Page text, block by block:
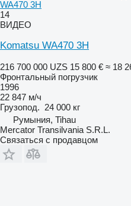
WA470 3H
14
ВИДЕО
Komatsu WA470 3H
216 700 000 UZS 15 800 € ≈ 18
Фронтальный погрузчик
1996
22 847 м/ч
Грузопод. 24 000 кг
Румыния, Tihau
Mercator Transilvania S.R.L.
Связаться с продавцом